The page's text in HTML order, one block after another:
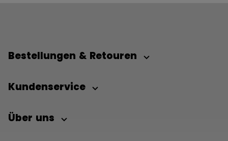
Bestellungen & Retouren
Kundenservice
Über uns